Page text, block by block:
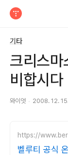
기타
크리스마
비합시다
와이엇 2008. 12.
https://
벨루티 공식